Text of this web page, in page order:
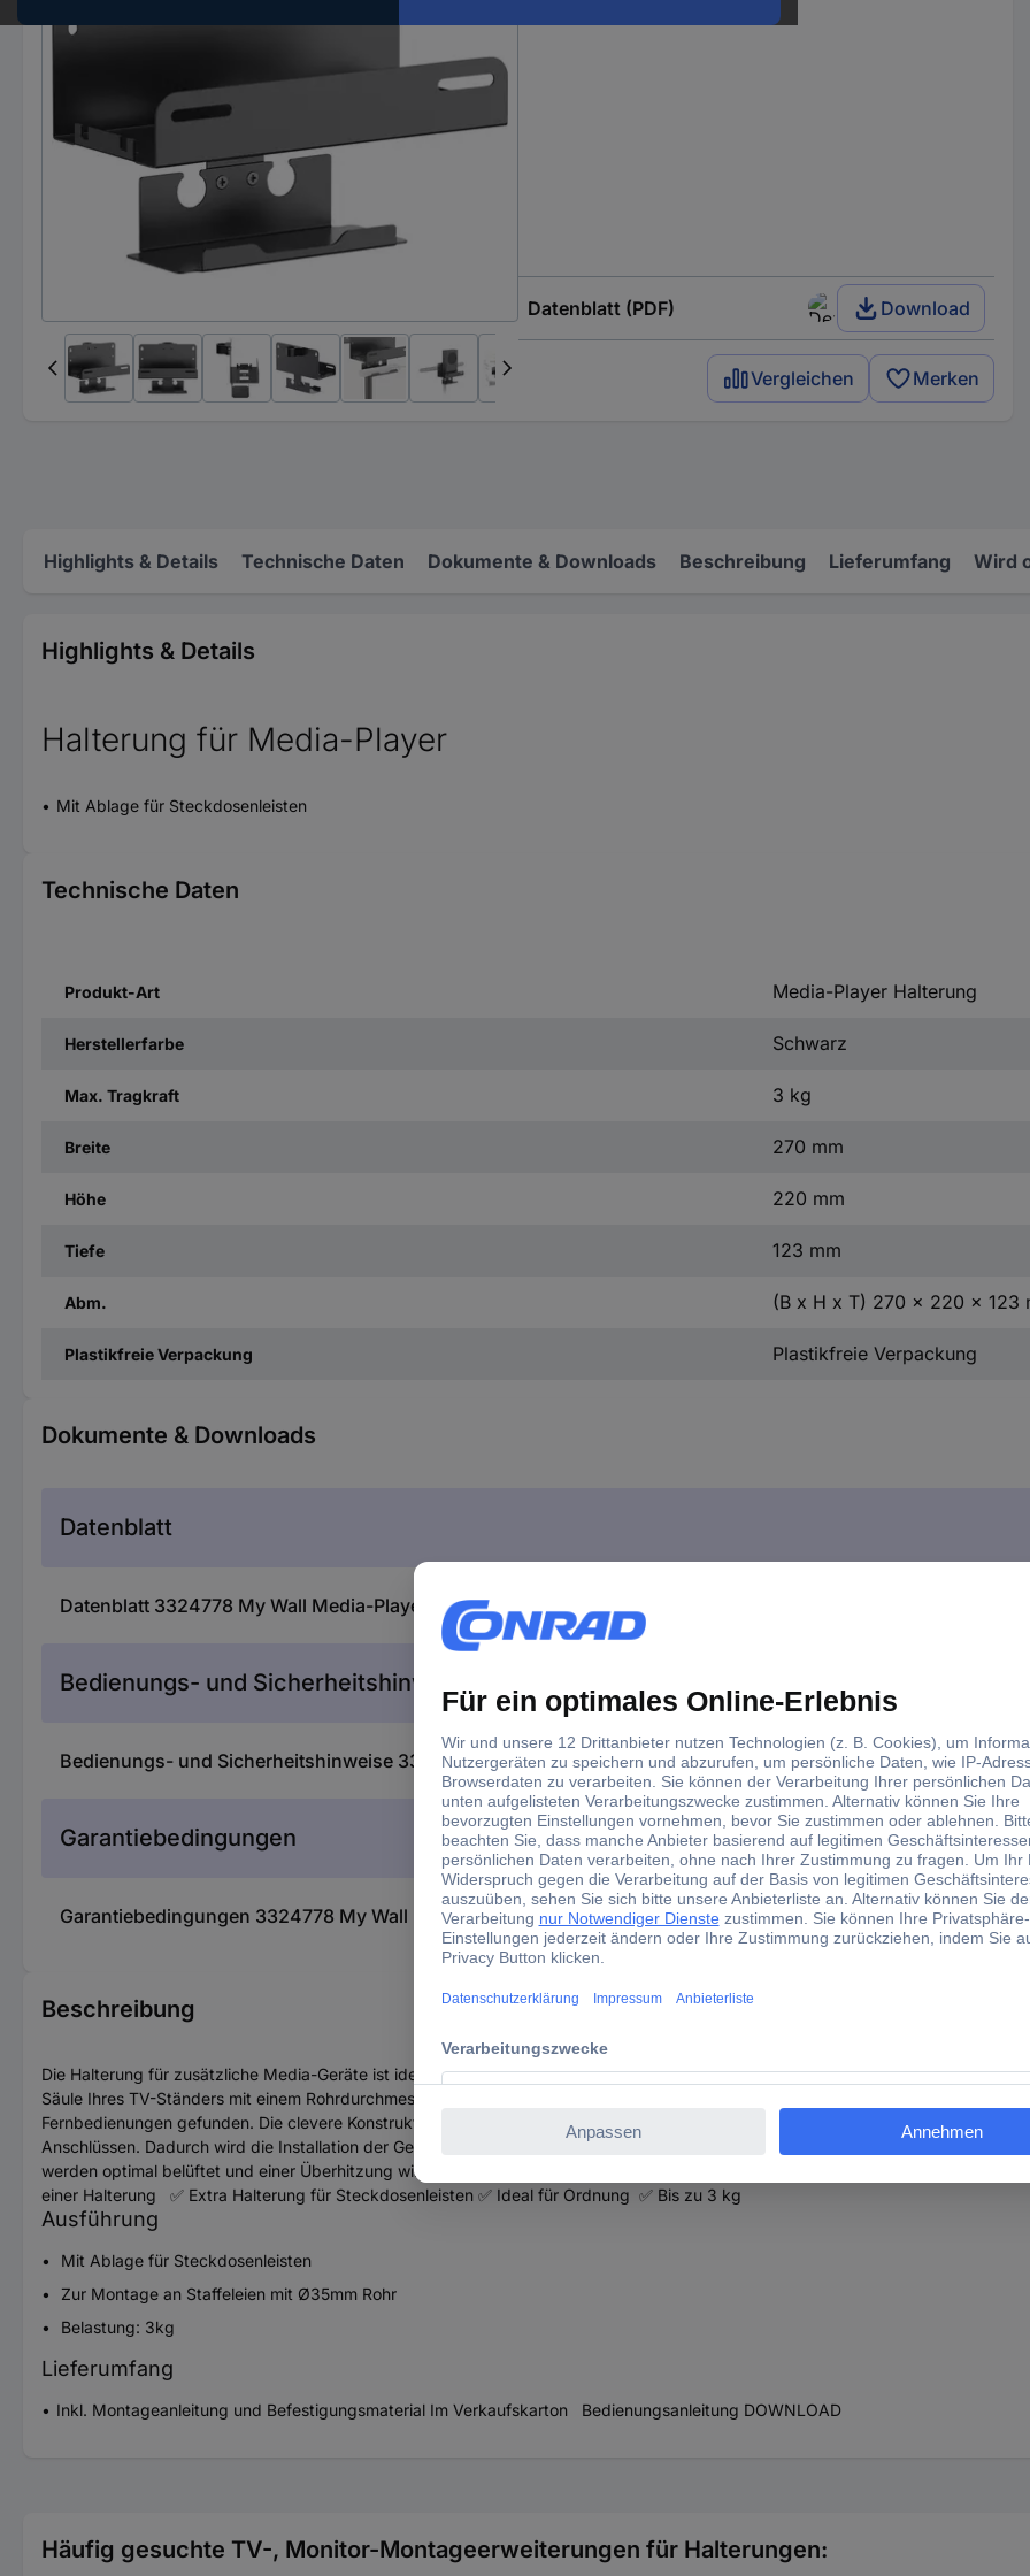
Datenblatt (PDF) Download
Vergleichen Merken
Highlights & Details Technische Daten Dokumente & Downloads Beschreibung Lieferumfang Wird
Highlights & Details
Halterung für Media-Player
Mit Ablage für Steckdosenleisten
Technische Daten
Produkt-Art Media-Player Halterung
Herstellerfarbe Schwarz
Max. Tragkraft 3 kg
Breite 270 mm
Höhe 220 mm
Tiefe 123 mm
Abm. (B x H x T) 270 x 220 x 123
Plastikfreie Verpackung Plastikfreie Verpackung
Dokumente & Downloads
Datenblatt
Datenblatt 3324778 My Wall Media-Player Halterung Schwarz
Bedienungs- und Sicherheitshinweise
Bedienungs- und Sicherheitshinweise 3324778 My Wall Media-Player Halterung Schwarz
Garantiebedingungen
Garantiebedingungen 3324778 My Wall Media-Player Halterung Schwarz
Beschreibung
Die Halterung für zusätzliche Media-Geräte ist ideal, um mehr Ordnung zu schaffen und hat eine extra Halterung für
Säule Ihres TV-Ständers mit einem Rohrdurchmesser von 35 mm befestigt werden. So haben Sie im Handumdrehen einen
Fernbedienungen gefunden. Die clevere Konstruktion der Halterung wird einfach an der Stange ihres TV Ständers befestigt. Das
Anschlüssen. Dadurch wird die Installation der Geräte erleichtert und Fernbedienungen sind immer griffbereit. Die offene
werden optimal belüftet und einer Überhitzung wird effektiv entgegengewirkt. Die Halterung ist geeignet für Geräte mit einem
einer Halterung ✅ Extra Halterung für Steckdosenleisten ✅ Ideal für Ordnung ✅ Bis zu 3 kg
Ausführung
Mit Ablage für Steckdosenleisten
Zur Montage an Staffeleien mit Ø35mm Rohr
Belastung: 3kg
Lieferumfang
Inkl. Montageanleitung und Befestigungsmaterial Im Verkaufskarton Bedienungsanleitung DOWNLOAD
Häufig gesuchte TV-, Monitor-Montageerweiterungen für Halterungen: